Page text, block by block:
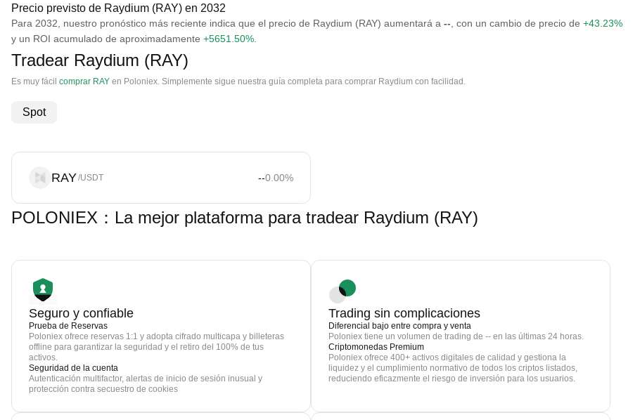
Precio previsto de Raydium (RAY) en 2032
Para 2032, nuestro pronóstico más reciente indica que el precio de Raydium (RAY) aumentará a -- , con un cambio de precio de +43.23%
y un ROI acumulado de aproximadamente +5651.50%
Tradear Raydium (RAY)
Es muy fácil comprar RAY en Poloniex. Simplemente sigue nuestra guía completa para comprar Raydium con facilidad.
Spot
RAY/USDT --0.00%
POLONIEX：La mejor plataforma para tradear Raydium (RAY)
Seguro y confiable
Prueba de Reservas
Poloniex ofrece reservas 1:1 y adopta cifrado multicapa y billeteras
offline para garantizar la seguridad y el retiro del 100% de tus
activos.
Seguridad de la cuenta
Autenticación multifactor, alertas de inicio de sesión inusual y
protección contra secuestro de cookies
Trading sin complicaciones
Diferencial bajo entre compra y venta
Poloniex tiene un volumen de trading de -- en las últimas 24 horas.
Criptomonedas Premium
Poloniex ofrece 400+ activos digitales de calidad y gestiona la
liquidez y el cumplimiento normativo de todos los criptos listados,
reduciendo eficazmente el riesgo de inversión para los usuarios.